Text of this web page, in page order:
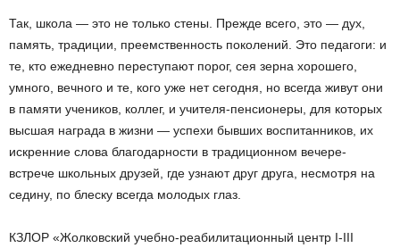
Так, школа — это не только стены. Прежде всего, это — дух,
память, традиции, преемственность поколений. Это педагоги: и
те, кто ежедневно переступают порог, сея зерна хорошего,
умного, вечного и те, кого уже нет сегодня, но всегда живут они
в памяти учеников, коллег, и учителя-пенсионеры, для которых
высшая награда в жизни — успехи бывших воспитанников, их
искренние слова благодарности в традиционном вечере-
встрече школьных друзей, где узнают друг друга, несмотря на
седину, по блеску всегда молодых глаз.
КЗЛОР «Жолковский учебно-реабилитационный центр I-III